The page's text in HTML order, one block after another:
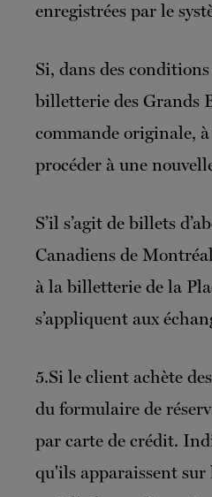
enregistrées par le
Si, dans des
billetterie des Grands
commande originale,
procéder à une
S’il s’agit de billets
Canadiens de
à la billetterie de la
s’appliquent aux
5.Si le client achète
du formulaire de
par carte de crédit.
qu'ils apparaissent sur